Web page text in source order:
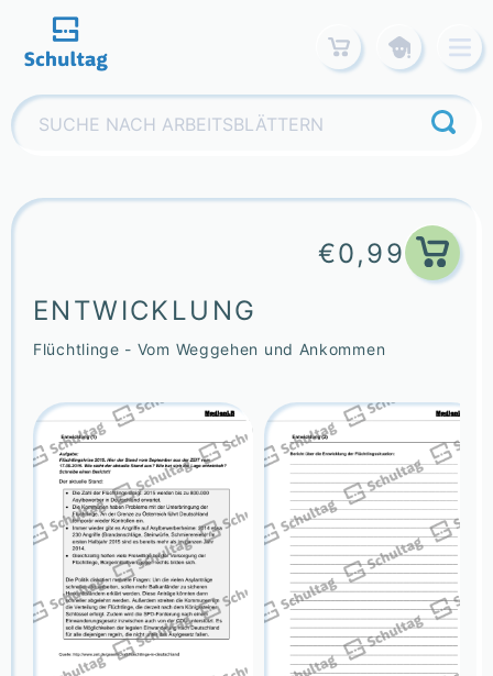
content
Suchen
nach:
€0,99
ENTWICKLUNG
Flüchtlinge - Vom Weggehen und Ankommen